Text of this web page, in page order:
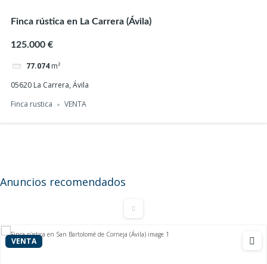
Finca rústica en La Carrera (Ávila)
125.000 €
77.074 m²
05620 La Carrera, Ávila
Finca rustica
VENTA
Anuncios recomendados
Casa de pueblo a reformar con terreno en
Casa independiente VENTA
VENTA